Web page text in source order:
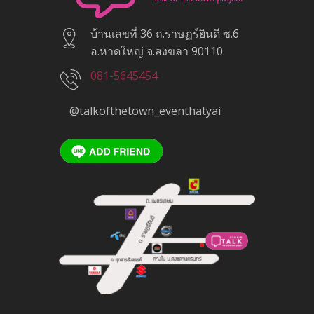
บ้านเลขที่ 36 ถ.ราษฏร์ยินดี ซ.6
อ.หาดใหญ่ จ.สงขลา 90110
081-5645454
@talkofthetown_eventhatyai